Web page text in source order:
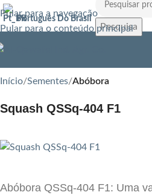
Pular para a navegação
Pular para o conteúdo principal
Português Do Brasil
Pesquisa
Início Sementes Abóbora
Squash QSSq-404 F1
Abóbora QSSq-404 F1: Uma